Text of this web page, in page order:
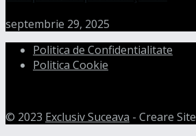
septembrie 29, 2025
Politica de Confidentialitate
Politica Cookie
© 2023 Exclusiv Suceava - Creare Site